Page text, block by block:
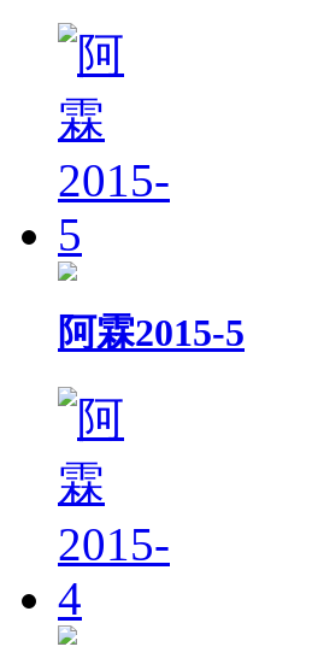
阿霖2015-5